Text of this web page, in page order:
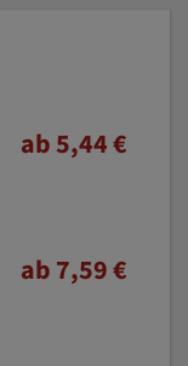
ab 5,44 €
ab 7,59 €